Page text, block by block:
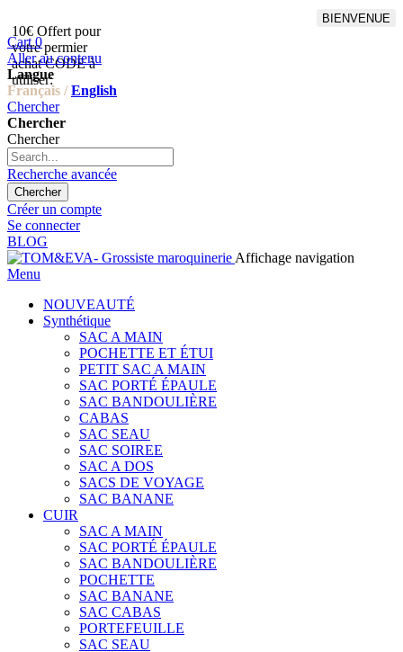
10€ Offert pour
votre permier
achat CODE à
utiliser:
BIENVENUE
Cart 0
Aller au contenu
Langue
Français / English
Chercher
Chercher
Chercher
Recherche avancée
Chercher
Créer un compte
Se connecter
BLOG
Affichage navigation
Menu
NOUVEAUTÉ
Synthétique
SAC A MAIN
POCHETTE ET ÉTUI
PETIT SAC A MAIN
SAC PORTÉ ÉPAULE
SAC BANDOULIÈRE
CABAS
SAC SEAU
SAC SOIREE
SAC A DOS
SACS DE VOYAGE
SAC BANANE
CUIR
SAC A MAIN
SAC PORTÉ ÉPAULE
SAC BANDOULIÈRE
POCHETTE
SAC BANANE
SAC CABAS
PORTEFEUILLE
SAC SEAU